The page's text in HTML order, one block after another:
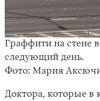
Граффити на стене
следующий день.
Фото: Мария
Доктора, которые в